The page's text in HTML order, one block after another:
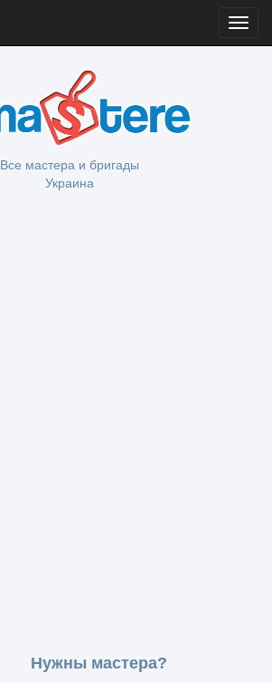
Все мастера и бригады
Украина
Нужны мастера?